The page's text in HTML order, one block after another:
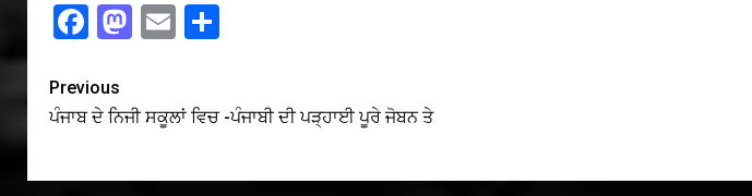
Facebook
Mastodon
Email
Previous
ਪੰਜਾਬ ਦੇ ਨਿਜੀ ਸਕੂਲਾਂ ਵਿਚ -ਪੰਜਾਬੀ ਦੀ ਪੜ੍ਹਾਈ ਪੂਰੇ ਜੋਬਨ ਤੇ